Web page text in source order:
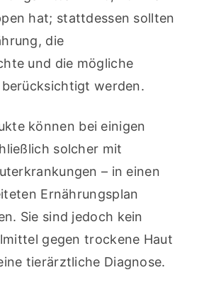
hat; stattdessen sollten
die
und die mögliche
werden.
können bei einigen
solcher mit
– in einen
Ernährungsplan
Sie sind jedoch kein
gegen trockene Haut
tierärztliche Diagnose.